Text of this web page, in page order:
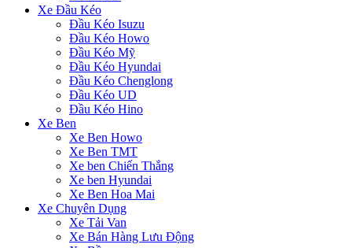
Xe Đầu Kéo
Đầu Kéo Isuzu
Đầu Kéo Howo
Đầu Kéo Mỹ
Đầu Kéo Hyundai
Đầu Kéo Chenglong
Đầu Kéo UD
Đầu Kéo Hino
Xe Ben
Xe Ben Howo
Xe Ben TMT
Xe ben Chiến Thắng
Xe ben Hyundai
Xe Ben Hoa Mai
Xe Chuyên Dụng
Xe Tải Van
Xe Bán Hàng Lưu Động